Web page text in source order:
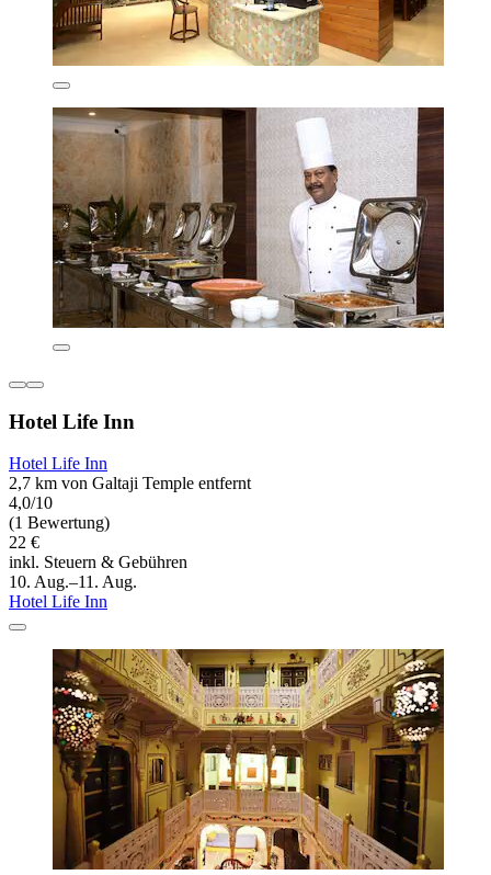
Hotel Life Inn
Hotel Life Inn
2,7 km von Galtaji Temple entfernt
4,0/10
(1 Bewertung)
22 €
inkl. Steuern & Gebühren
10. Aug.–11. Aug.
Hotel Life Inn